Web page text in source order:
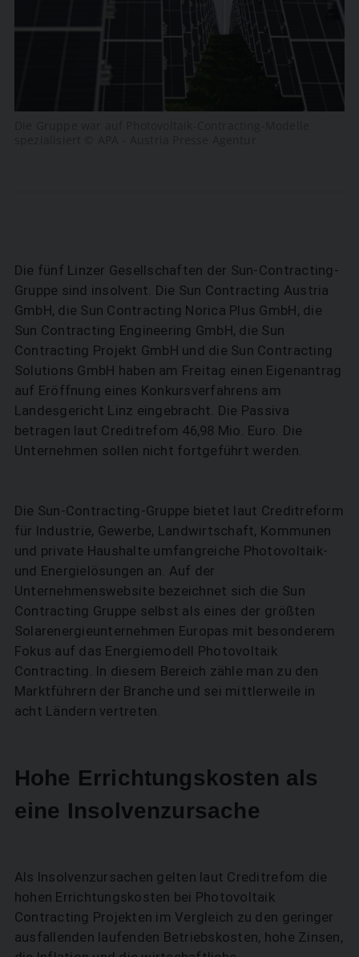
Die fünf Linzer Gesellschaften der Sun-Contracting-
Gruppe sind insolvent. Die Sun Contracting Austria
GmbH, die Sun Contracting Norica Plus GmbH, die
Sun Contracting Engineering GmbH, die Sun
Contracting Projekt GmbH und die Sun Contracting
Solutions GmbH haben am Freitag einen Eigenantrag
auf Eröffnung eines Konkursverfahrens am
Landesgericht Linz eingebracht. Die Passiva
betragen laut Creditrefom 46,98 Mio. Euro. Die
Unternehmen sollen nicht fortgeführt werden.
Die Sun-Contracting-Gruppe bietet laut Creditreform
für Industrie, Gewerbe, Landwirtschaft, Kommunen
und private Haushalte umfangreiche Photovoltaik-
und Energielösungen an. Auf der
Unternehmenswebsite bezeichnet sich die Sun
Contracting Gruppe selbst als eines der größten
Solarenergieunternehmen Europas mit besonderem
Fokus auf das Energiemodell Photovoltaik
Contracting. In diesem Bereich zähle man zu den
Marktführern der Branche und sei mittlerweile in
acht Ländern vertreten.
Hohe Errichtungskosten als
eine Insolvenzursache
Als Insolvenzursachen gelten laut Creditrefom die
hohen Errichtungskosten bei Photovoltaik
Contracting Projekten im Vergleich zu den geringer
ausfallenden laufenden Betriebskosten, hohe Zinsen,